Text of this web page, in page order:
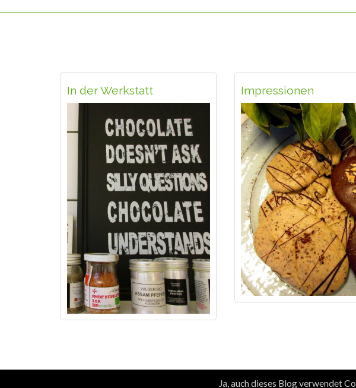
In der Werkstatt Impressionen
© DesignBlog V5 powered by BlueLionWebdesign.de
Ja, auch dieses Blog verwendet